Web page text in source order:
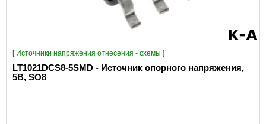
[ Источники напряжения отнесения - схемы ]
LT1021DCS8-5SMD - Источник опорного напряжения,
5В, SO8